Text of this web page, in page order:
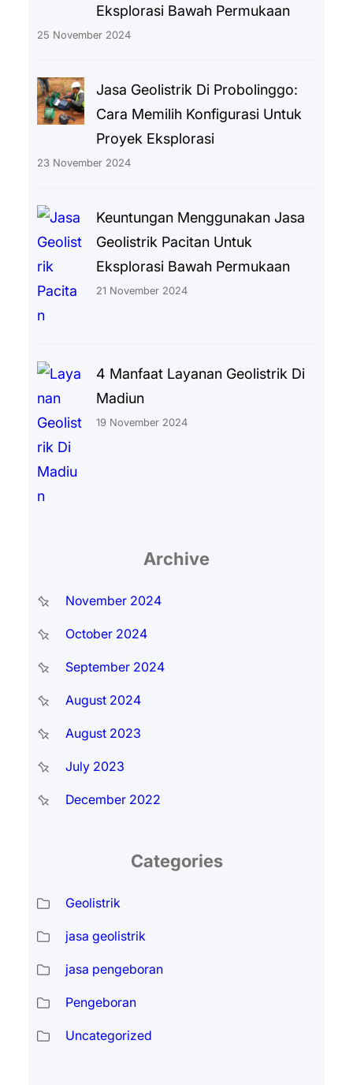
Eksplorasi Bawah Permukaan
25 November 2024
Jasa Geolistrik Di Probolinggo:
Cara Memilih Konfigurasi Untuk
Proyek Eksplorasi
23 November 2024
Keuntungan Menggunakan Jasa
Geolistrik Pacitan Untuk
Eksplorasi Bawah Permukaan
21 November 2024
4 Manfaat Layanan Geolistrik Di
Madiun
19 November 2024
Archive
November 2024
October 2024
September 2024
August 2024
August 2023
July 2023
December 2022
Categories
Geolistrik
jasa geolistrik
jasa pengeboran
Pengeboran
Uncategorized